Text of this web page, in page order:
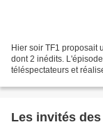
Hier soir TF1 proposait
dont 2 inédits.
téléspectateurs et
Les invités